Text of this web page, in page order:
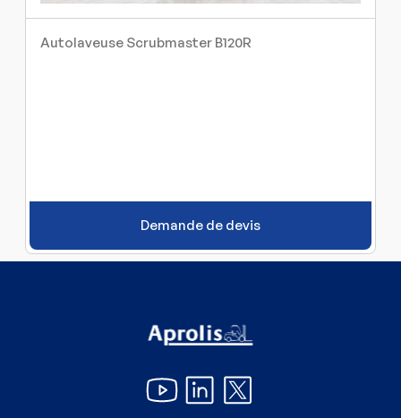
Autolaveuse Scrubmaster B120R
Demande de devis